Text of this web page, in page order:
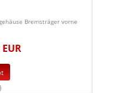
Bremsträger vorne